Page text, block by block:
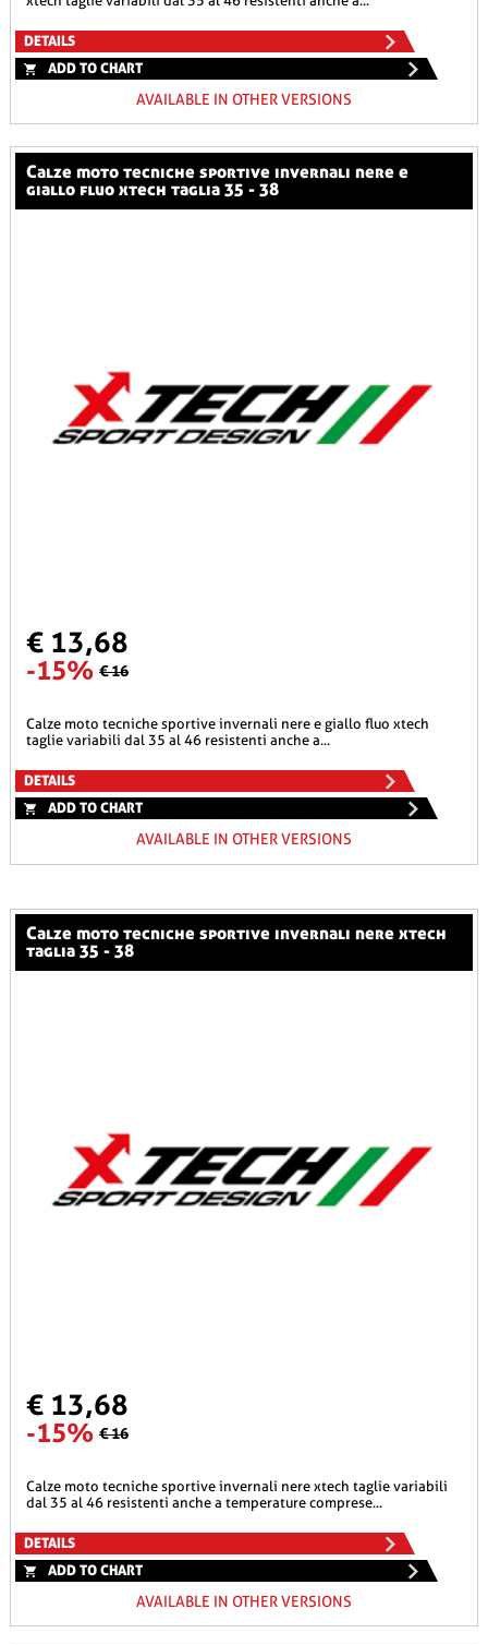
DETAILS
ADD TO CHART
AVAILABLE IN OTHER VERSIONS
calze moto tecniche sportive invernali nere e
giallo fluo xtech taglia 35 - 38
€ 13,68
-15% € 16
calze moto tecniche sportive invernali nere e giallo fluo xtech
taglie variabili dal 35 al 46 resistenti anche a...
DETAILS
ADD TO CHART
AVAILABLE IN OTHER VERSIONS
calze moto tecniche sportive invernali nere xtech
taglia 35 - 38
€ 13,68
-15% € 16
calze moto tecniche sportive invernali nere xtech taglie variabili
dal 35 al 46 resistenti anche a temperature comprese...
DETAILS
ADD TO CHART
AVAILABLE IN OTHER VERSIONS